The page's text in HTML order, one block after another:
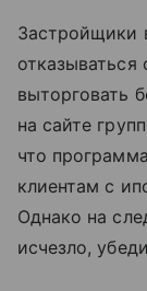
Застройщики
выторговать
на сайте
что
клиентам с
Однако на
исчезло,